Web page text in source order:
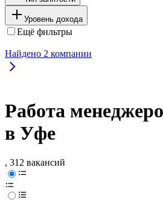
Уровень дохода
Ещё фильтры
Найдено 2 компании
Работа
в Уфе
, 312 вакансий